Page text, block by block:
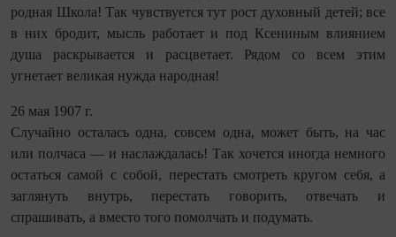
родная Школа! Так чувствуется тут рост духовный детей; все
в них бродит, мысль работает и под Ксениным влиянием
душа раскрывается и расцветает. Рядом со всем этим
угнетает великая нужда народная!
26 мая 1907 г.
Случайно осталась одна, совсем одна, может быть, на час
или полчаса — и наслаждалась! Так хочется иногда немного
остаться самой с собой, перестать смотреть кругом себя, а
заглянуть внутрь, перестать говорить, отвечать и
спрашивать, а вместо того помолчать и подумать.